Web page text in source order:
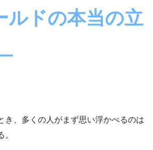
ルドの本当の立
き、多くの人がまず思い浮かべるのは